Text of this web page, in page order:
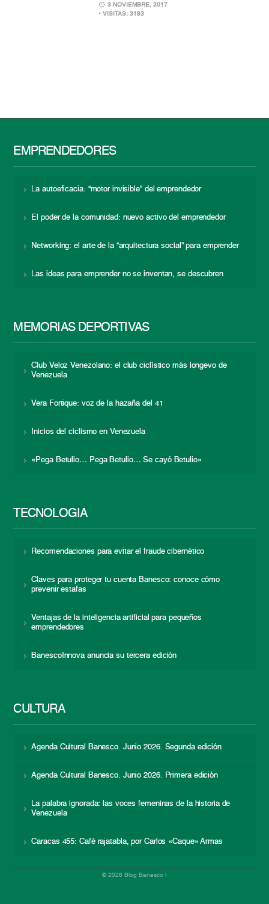
3 NOVIEMBRE, 2017
• VISITAS: 3183
EMPRENDEDORES
La autoeficacia: “motor invisible” del emprendedor
El poder de la comunidad: nuevo activo del emprendedor
Networking: el arte de la “arquitectura social” para emprender
Las ideas para emprender no se inventan, se descubren
MEMORIAS DEPORTIVAS
Club Veloz Venezolano: el club ciclístico más longevo de
Venezuela
Vera Fortique: voz de la hazaña del 41
Inicios del ciclismo en Venezuela
«Pega Betulio… Pega Betulio… Se cayó Betulio»
TECNOLOGÍA
Recomendaciones para evitar el fraude cibernético
Claves para proteger tu cuenta Banesco: conoce cómo
prevenir estafas
Ventajas de la inteligencia artificial para pequeños
emprendedores
BanescoInnova anuncia su tercera edición
CULTURA
Agenda Cultural Banesco. Junio 2026. Segunda edición
Agenda Cultural Banesco. Junio 2026. Primera edición
La palabra ignorada: las voces femeninas de la historia de
Venezuela
Caracas 455: Café rajatabla, por Carlos «Caque» Armas
© 2026 Blog Banesco |